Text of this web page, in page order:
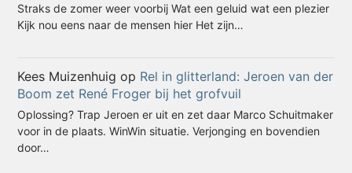
Straks de zomer weer voorbij Wat een geluid wat een plezier
Kijk nou eens naar de mensen hier Het zijn…
Kees Muizenhuig op Rel in glitterland: Jeroen van der
Boom zet René Froger bij het grofvuil
Oplossing? Trap Jeroen er uit en zet daar Marco Schuitmaker
voor in de plaats. WinWin situatie. Verjonging en bovendien
door…